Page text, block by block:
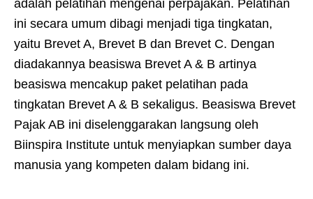
adalah pelatihan mengenai perpajakan. Pelatihan
ini secara umum dibagi menjadi tiga tingkatan,
yaitu Brevet A, Brevet B dan Brevet C. Dengan
diadakannya beasiswa Brevet A & B artinya
beasiswa mencakup paket pelatihan pada
tingkatan Brevet A & B sekaligus. Beasiswa Brevet
Pajak AB ini diselenggarakan langsung oleh
Biinspira Institute untuk menyiapkan sumber daya
manusia yang kompeten dalam bidang ini.